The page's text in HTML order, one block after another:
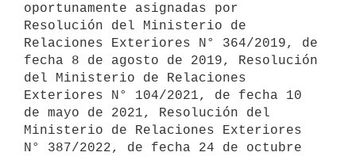
oportunamente asignadas por
Resolución del Ministerio de
Relaciones Exteriores N° 364/2019, de
fecha 8 de agosto de 2019, Resolución
del Ministerio de Relaciones
Exteriores N° 104/2021, de fecha 10
de mayo de 2021, Resolución del
Ministerio de Relaciones Exteriores
N° 387/2022, de fecha 24 de octubre